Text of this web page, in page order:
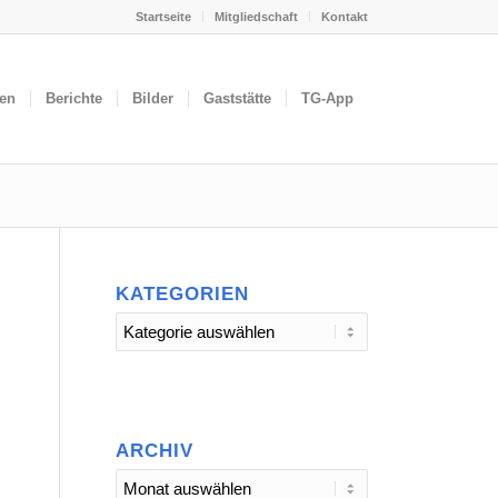
Startseite Mitgliedschaft Kontakt
Berichte Bilder Gaststätte TG-App
KATEGORIEN
Kategorien
ARCHIV